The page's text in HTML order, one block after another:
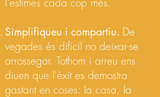
l'estimes cada cop més.
Simplifiqueu i compartiu. De
vegades és difícil no deixar-se
arrossegar. Tothom i arreu ens
diuen que l'èxit es demostra
gastant en coses: la casa, la